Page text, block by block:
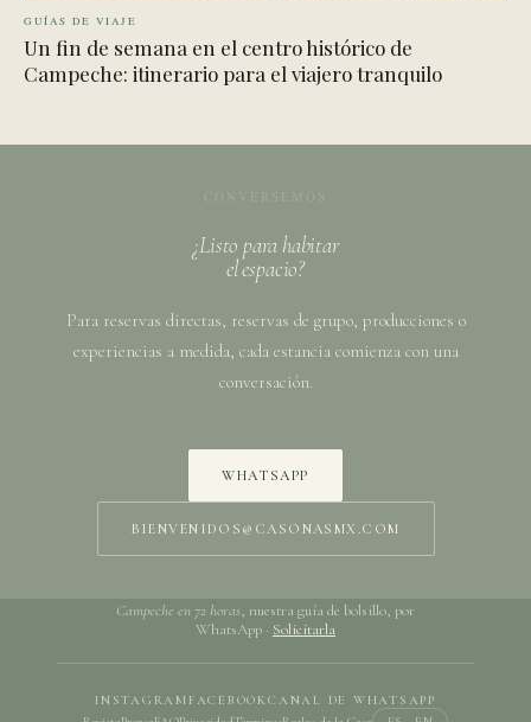
GUÍAS DE VIAJE
Un fin de semana en el centro histórico de
Campeche: itinerario para el viajero tranquilo
¿Listo para habitar
el espacio?
Para reservas directas, reservas de grupo, producciones o
experiencias a medida, cada estancia comienza con una
conversación.
WHATSAPP
BIENVENIDOS@CASONASMX.COM
Campeche en 72 horas, nuestra guía de bolsillo, por
WhatsApp · Solicitarla
INSTAGRAM FACEBOOK CANAL DE WHATSAPP